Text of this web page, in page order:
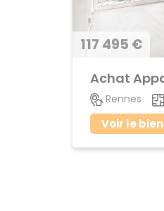
117 495 €
Rennes
Voir le bien